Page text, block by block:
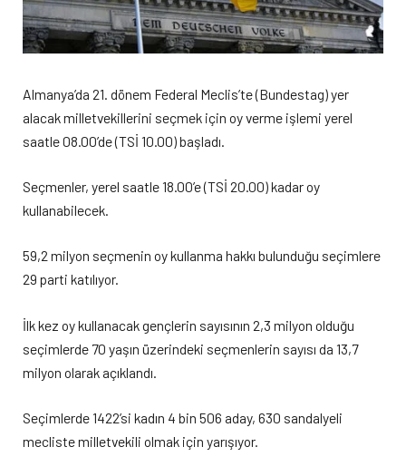
Almanya’da 21. dönem Federal Meclis’te (Bundestag) yer
alacak milletvekillerini seçmek için oy verme işlemi yerel
saatle 08.00’de (TSİ 10.00) başladı.
Seçmenler, yerel saatle 18.00’e (TSİ 20.00) kadar oy
kullanabilecek.
59,2 milyon seçmenin oy kullanma hakkı bulunduğu seçimlere
29 parti katılıyor.
İlk kez oy kullanacak gençlerin sayısının 2,3 milyon olduğu
seçimlerde 70 yaşın üzerindeki seçmenlerin sayısı da 13,7
milyon olarak açıklandı.
Seçimlerde 1422’si kadın 4 bin 506 aday, 630 sandalyeli
mecliste milletvekili olmak için yarışıyor.